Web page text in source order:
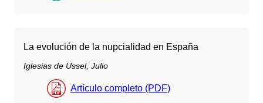
La evolución de la nupcialidad en España
Iglesias de Ussel, Julio
Artículo completo (PDF)